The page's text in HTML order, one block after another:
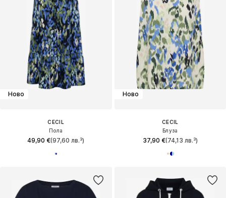
Ново
CECIL
Пола
49,90 €(97,60 лв.³)
Ново
CECIL
Блуза
37,90 €(74,13 лв.³)